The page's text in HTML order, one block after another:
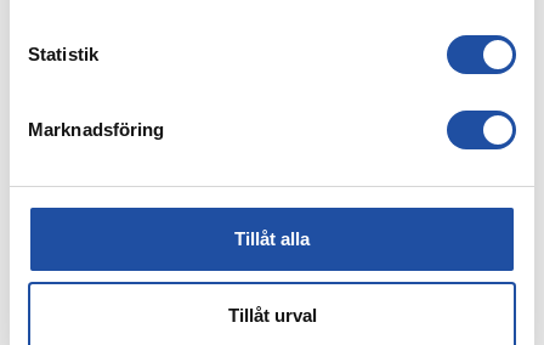
Statistik
Marknadsföring
Tillåt alla
Tillåt urval
PUBLIKINFORMATION: IFK NORRKÖPING-IK BRAGE